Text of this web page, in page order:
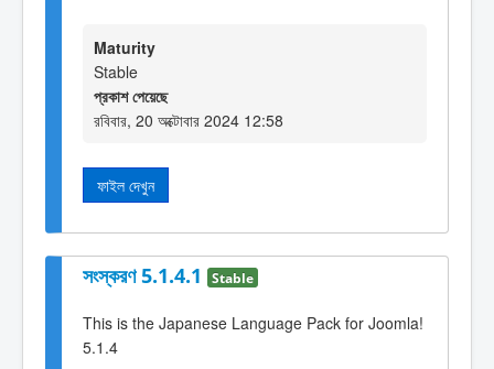
Maturity
Stable
প্রকাশ পেয়েছে
রবিবার, 20 অক্টোবার 2024 12:58
ফাইল দেখুন
সংস্করণ 5.1.4.1 Stable
This is the Japanese Language Pack for Joomla!
5.1.4